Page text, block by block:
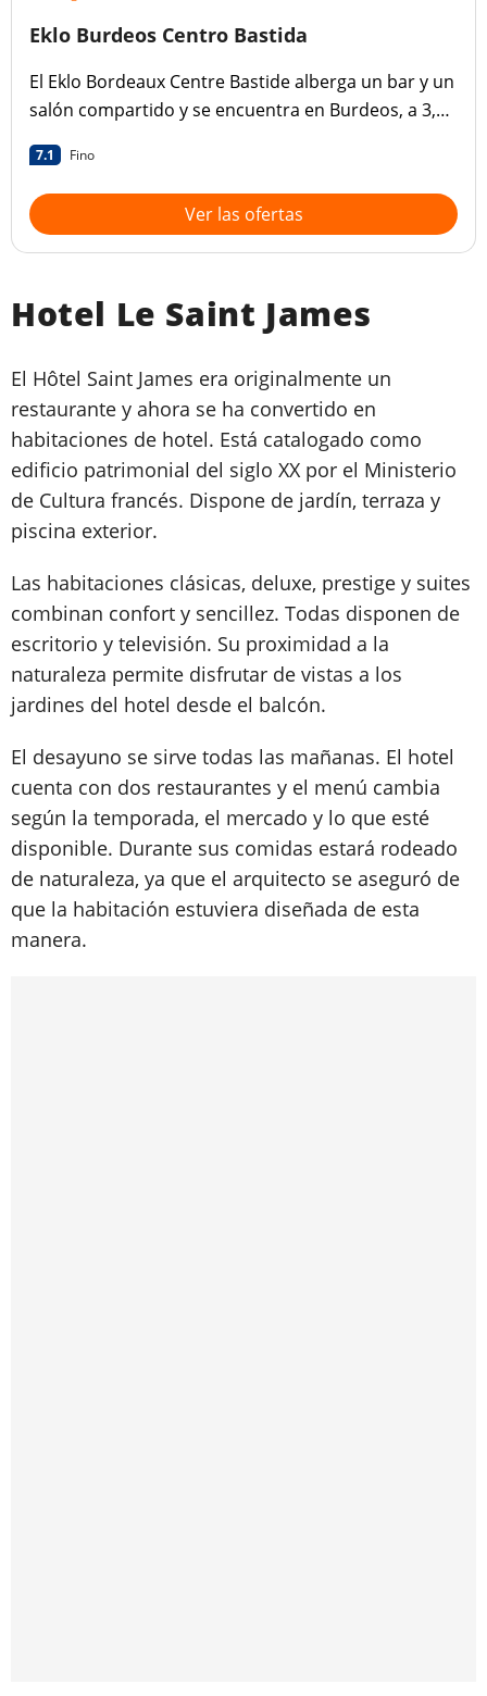
Eklo Burdeos Centro Bastida
El Eklo Bordeaux Centre Bastide alberga un bar y un
salón compartido y se encuentra en Burdeos, a 3,1
puente de Piedra.
7.1 Fino
Ver las ofertas
Hotel Le Saint James
El Hôtel Saint James era originalmente un
restaurante y ahora se ha convertido en
habitaciones de hotel. Está catalogado como
edificio patrimonial del siglo XX por el Ministerio
de Cultura francés. Dispone de jardín, terraza y
piscina exterior.
Las habitaciones clásicas, deluxe, prestige y suites
combinan confort y sencillez. Todas disponen de
escritorio y televisión. Su proximidad a la
naturaleza permite disfrutar de vistas a los
jardines del hotel desde el balcón.
El desayuno se sirve todas las mañanas. El hotel
cuenta con dos restaurantes y el menú cambia
según la temporada, el mercado y lo que esté
disponible. Durante sus comidas estará rodeado
de naturaleza, ya que el arquitecto se aseguró de
que la habitación estuviera diseñada de esta
manera.